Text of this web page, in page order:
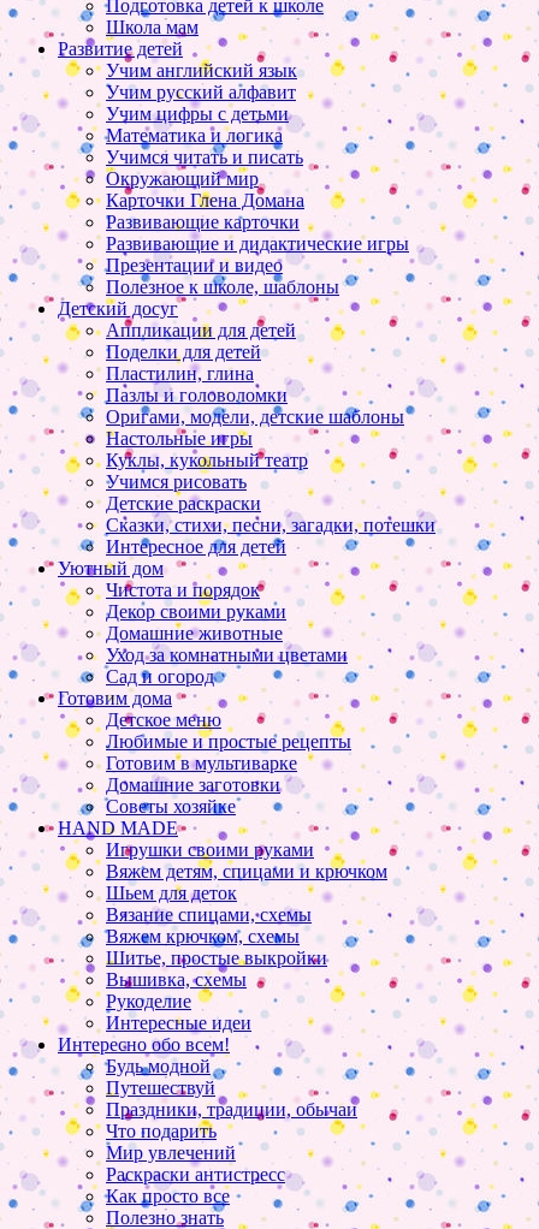
Подготовка детей к школе
Школа мам
Развитие детей
Учим английский язык
Учим русский алфавит
Учим цифры с детьми
Математика и логика
Учимся читать и писать
Окружающий мир
Карточки Глена Домана
Развивающие карточки
Развивающие и дидактические игры
Презентации и видео
Полезное к школе, шаблоны
Детский досуг
Аппликации для детей
Поделки для детей
Пластилин, глина
Пазлы и головоломки
Оригами, модели, детские шаблоны
Настольные игры
Куклы, кукольный театр
Учимся рисовать
Детские раскраски
Сказки, стихи, песни, загадки, потешки
Интересное для детей
Уютный дом
Чистота и порядок
Декор своими руками
Домашние животные
Уход за комнатными цветами
Сад и огород
Готовим дома
Детское меню
Любимые и простые рецепты
Готовим в мультиварке
Домашние заготовки
Советы хозяйке
HAND MADE
Игрушки своими руками
Вяжем детям, спицами и крючком
Шьем для деток
Вязание спицами, схемы
Вяжем крючком, схемы
Шитье, простые выкройки
Вышивка, схемы
Рукоделие
Интересные идеи
Интересно обо всем!
Будь модной
Путешествуй
Праздники, традиции, обычаи
Что подарить
Мир увлечений
Раскраски антистресс
Как просто все
Полезно знать